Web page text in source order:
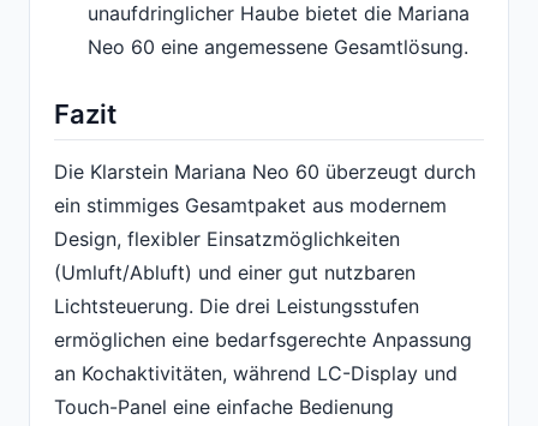
unaufdringlicher Haube bietet die Mariana
Neo 60 eine angemessene Gesamtlösung.
Fazit
Die Klarstein Mariana Neo 60 überzeugt durch
ein stimmiges Gesamtpaket aus modernem
Design, flexibler Einsatzmöglichkeiten
(Umluft/Abluft) und einer gut nutzbaren
Lichtsteuerung. Die drei Leistungsstufen
ermöglichen eine bedarfsgerechte Anpassung
an Kochaktivitäten, während LC-Display und
Touch-Panel eine einfache Bedienung